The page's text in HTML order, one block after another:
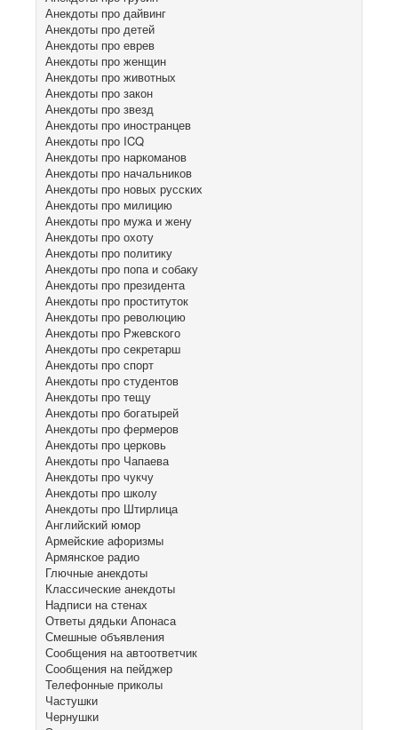
Анекдоты про дайвинг
Анекдоты про детей
Анекдоты про еврев
Анекдоты про женщин
Анекдоты про животных
Анекдоты про закон
Анекдоты про звезд
Анекдоты про иностранцев
Анекдоты про ICQ
Анекдоты про наркоманов
Анекдоты про начальников
Анекдоты про новых русских
Анекдоты про милицию
Анекдоты про мужа и жену
Анекдоты про охоту
Анекдоты про политику
Анекдоты про попа и собаку
Анекдоты про президента
Анекдоты про проституток
Анекдоты про революцию
Анекдоты про Ржевского
Анекдоты про секретарш
Анекдоты про спорт
Анекдоты про студентов
Анекдоты про тещу
Анекдоты про богатырей
Анекдоты про фермеров
Анекдоты про церковь
Анекдоты про Чапаева
Анекдоты про чукчу
Анекдоты про школу
Анекдоты про Штирлица
Английский юмор
Армейские афоризмы
Армянское радио
Глючные анекдоты
Классические анекдоты
Надписи на стенах
Ответы дядьки Апонаса
Смешные объявления
Сообщения на автоответчик
Сообщения на пейджер
Телефонные приколы
Частушки
Чернушки